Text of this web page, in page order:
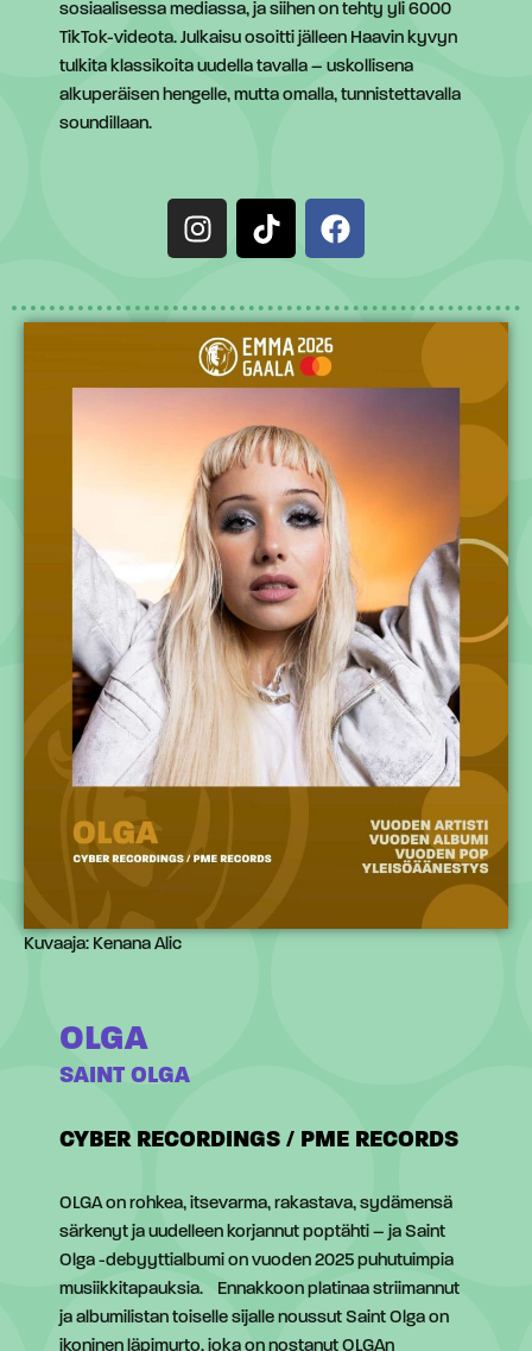
sosiaalisessa mediassa, ja siihen on tehty yli 6000
TikTok-videota. Julkaisu osoitti jälleen Haavin kyvyn
tulkita klassikoita uudella tavalla – uskollisena
alkuperäisen hengelle, mutta omalla, tunnistettavalla
soundillaan.
Kuvaaja: Kenana Alic
OLGA
SAINT OLGA
CYBER RECORDINGS / PME RECORDS
OLGA on rohkea, itsevarma, rakastava, sydämensä
särkenyt ja uudelleen korjannut poptähti – ja Saint
Olga -debyyttialbumi on vuoden 2025 puhutuimpia
musiikkitapauksia. Ennakkoon platinaa striimannut
ja albumilistan toiselle sijalle noussut Saint Olga on
ikoninen läpimurto, joka on nostanut OLGAn